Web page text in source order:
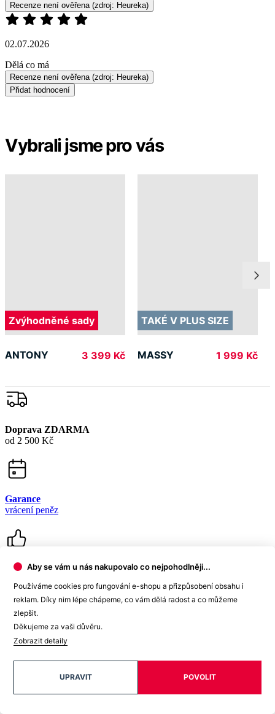
Recenze není ověřena (zdroj: Heureka)
02.07.2026
Dělá co má
Recenze není ověřena (zdroj: Heureka)
Přidat hodnocení
Vybrali jsme pro vás
Zvýhodněné sady
ANTONY 3 399 Kč
TAKÉ V PLUS SIZE
MASSY 1 999 Kč
Doprava ZDARMA
od 2 500 Kč
Garance
vrácení peněz
99% spokojenost
15 500+
pozitivních recenzí
Aby se vám u nás nakupovalo co nejpohodlněji...
Používáme cookies pro fungování e-shopu a přizpůsobení obsahu i
reklam. Díky nim lépe chápeme, co vám dělá radost a co můžeme
zlepšit.
Děkujeme za vaši důvěru.
Zobrazit detaily
POVOLIT
UPRAVIT